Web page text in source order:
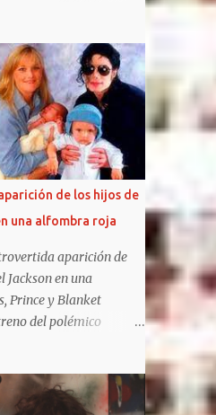
e intensos, Johnny
Cook y Sid Vicious
para liarla parda
con un presentador
famosos por sus
en público (que
mínimo, en acabar en
e influenciar en toda una
de Sex Pistols te harán
canciones y algunos
importantes del siglo
y Anarchy in the UK
de los Pistols es
llega a nuestros
más liberadores.
frases-de-sex-
de los hijos de
una alfombra roja
aparición de
Jackson en una
Prince y Blanket
del polémico
The Michael
fotografiados juntos y,
diferentes posturas con